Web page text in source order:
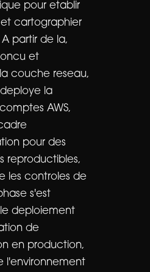
pour etablir
et cartographier
partir de la,
et
couche reseau,
la
AWS,
pour des
reproductibles,
les controles de
s'est
deploiement
de
en production,
l'environnement